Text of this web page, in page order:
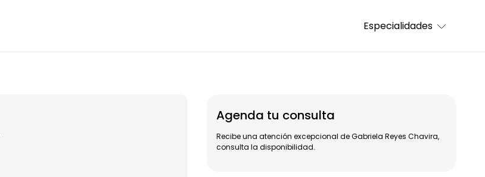
Especialidades
Agenda tu consulta
Recibe una atención excepcional de Gabriela Reyes Chavira,
consulta la disponibilidad.